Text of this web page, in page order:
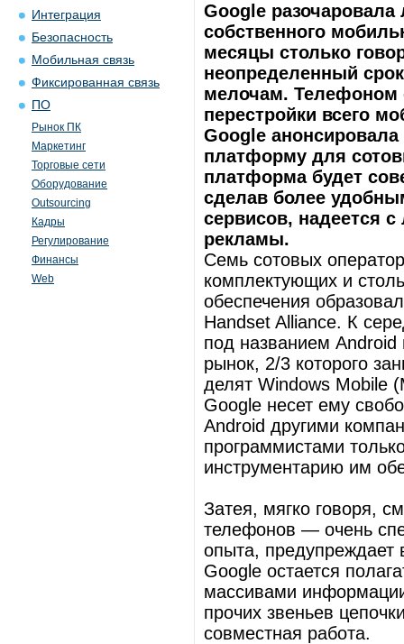
Интеграция
Безопасность
Мобильная связь
Фиксированная связь
ПО
Рынок ПК
Маркетинг
Торговые сети
Оборудование
Outsourcing
Кадры
Регулирование
Финансы
Web
Google
собственного
месяцы столько
неопределенный
мелочам. Телефоном
перестройки всего
Google
платформу для
платформа будет
сделав более
сервисов, надеется
рекламы.
Семь сотовых
комплектующих и
обеспечения
Handset Alliance. К
под названием
рынок, 2/3 которого
делят Windows Mobile
Google несет ему
Android другими
программистами
инструментарию им
Затея, мягко говоря,
телефонов — очень
опыта, предупреждает
Google остается
массивами
прочих звеньев
совместная работа.